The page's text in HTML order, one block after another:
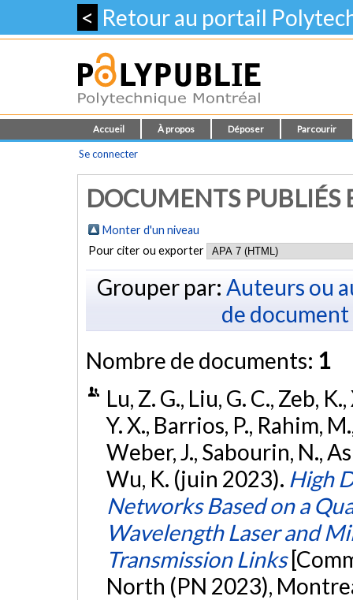
< Retour au portail
Accueil À propos Déposer Parcourir
Se connecter
DOCUMENTS PUBLIÉS
Monter d'un niveau
Pour citer ou exporter
Grouper par: Auteurs ou
de document
Nombre de documents: 1
Lu, Z. G., Liu, G. C., Zeb,
Y. X., Barrios, P., Rahim,
Weber, J., Sabourin, N.,
Wu, K. (juin 2023). High
Networks Based on a
Wavelength Laser and
Transmission Links
North (PN 2023),